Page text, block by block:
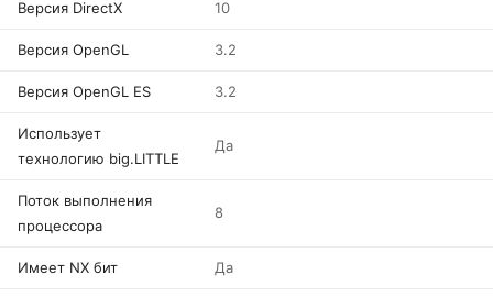
Версия DirectX 10
Версия OpenGL 3.2
Версия OpenGL ES 3.2
Использует
технологию big.LITTLE
Да
Поток выполнения
процессора
8
Имеет NX бит Да